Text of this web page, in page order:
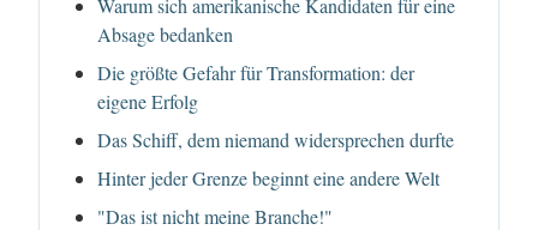
Warum sich amerikanische Kandidaten für eine
Absage bedanken
Die größte Gefahr für Transformation: der
eigene Erfolg
Das Schiff, dem niemand widersprechen durfte
Hinter jeder Grenze beginnt eine andere Welt
"Das ist nicht meine Branche!"